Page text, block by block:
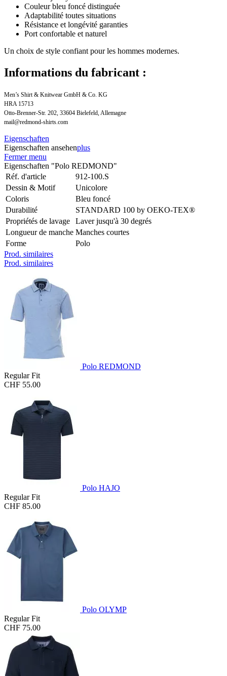
Couleur bleu foncé distinguée
Adaptabilité toutes situations
Résistance et longévité garanties
Port confortable et naturel
Un choix de style confiant pour les hommes modernes.
Informations du fabricant :
Men’s Shirt & Knitwear GmbH & Co. KG
HRA 15713
Otto-Brenner-Str. 202, 33604 Bielefeld, Allemagne
mail@redmond-shirts.com
Eigenschaften
Eigenschaften ansehenplus
Fermer menu
Eigenschaften "Polo REDMOND"
Réf. d'article
912-100.S
Dessin & Motif
Unicolore
Coloris
Bleu foncé
Durabilité
STANDARD 100 by OEKO-TEX®
Propriétés de lavage
Laver jusqu'à 30 degrés
Longueur de manche Manches courtes
Forme
Polo
Prod. similaires
Prod. similaires
Polo REDMOND
Regular Fit
CHF 55.00
Polo HAJO
Regular Fit
CHF 85.00
Polo OLYMP
Regular Fit
CHF 75.00